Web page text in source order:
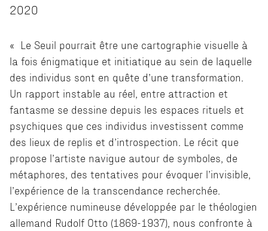
2020
« Le Seuil pourrait être une cartographie visuelle à
la fois énigmatique et initiatique au sein de laquelle
des individus sont en quête d’une transformation.
Un rapport instable au réel, entre attraction et
fantasme se dessine depuis les espaces rituels et
psychiques que ces individus investissent comme
des lieux de replis et d’introspection. Le récit que
propose l’artiste navigue autour de symboles, de
métaphores, des tentatives pour évoquer l’invisible,
l’expérience de la transcendance recherchée.
L’expérience numineuse développée par le théologien
allemand Rudolf Otto (1869-1937), nous confronte à